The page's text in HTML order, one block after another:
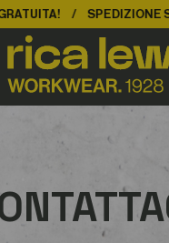
SPEDIZIONE SEMPRE